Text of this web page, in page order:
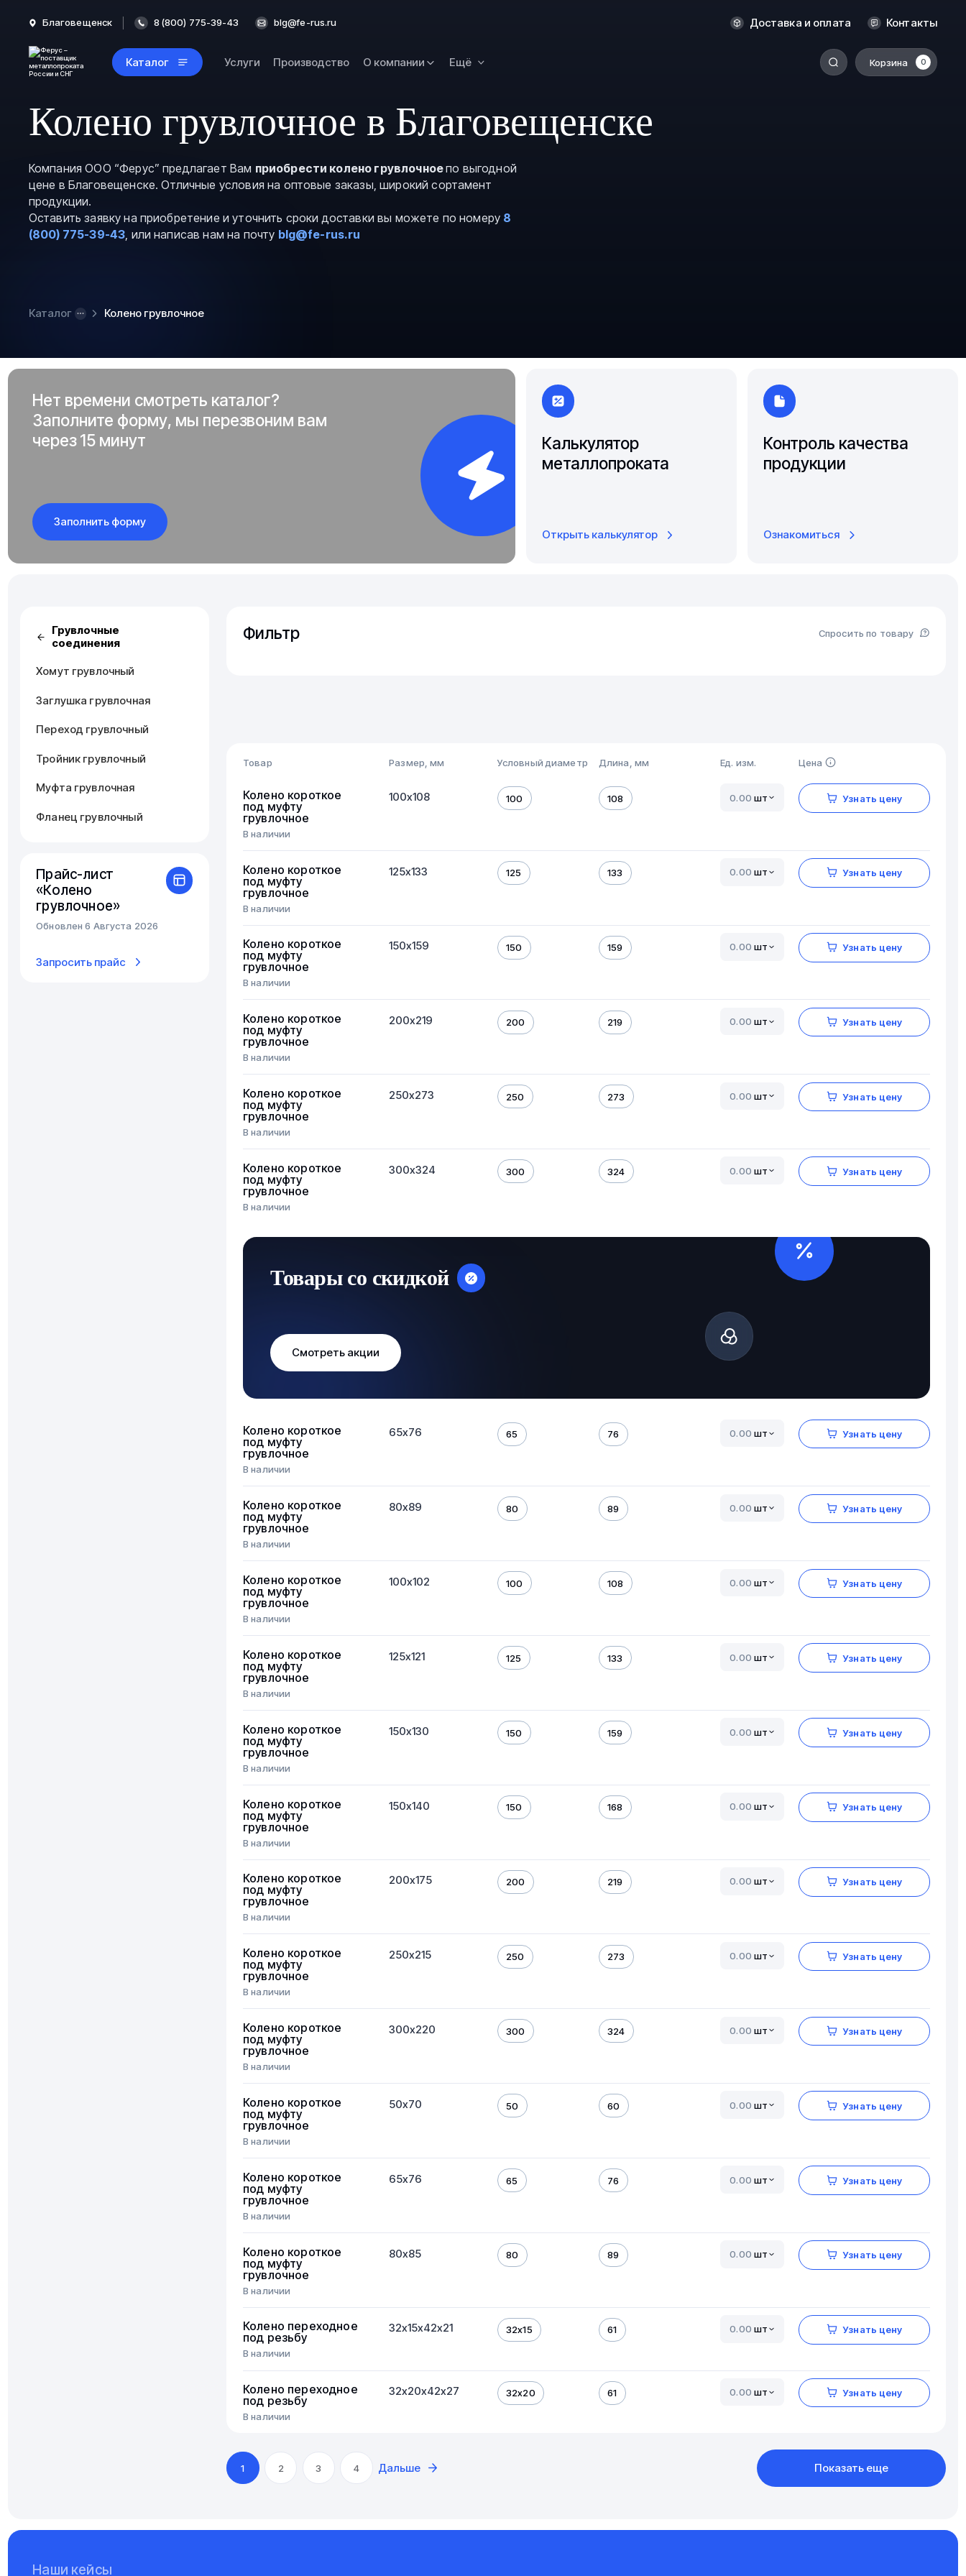
Благовещенск 8 (800) 775-39-43 blg@fe-rus.ru Доставка и оплата Контакты
Каталог Услуги Производство О компании Ещё Корзина 0
Оренбург
Пермь
Ростов-на-Дону
Рязань
Самара
Колено грувлочное в Благовещенске
Компания ООО “Ферус” предлагает Вам приобрести колено грувлочноепо выгодной
цене в Благовещенске. Отличные условия на оптовые заказы, широкий сортамент
продукции.
Оставить заявку на приобретение и уточнить сроки доставки вы можете по номеру 8
(800) 775-39-43, или написав нам на почту blg@fe-rus.ru
Каталог Колено грувлочное
Нет времени смотреть каталог?
Заполните форму, мы перезвоним вам
через 15 минут
Заполнить форму
Калькулятор
металлопроката
Открыть калькулятор
Контроль качества
продукции
Ознакомиться
Грувлочные
соединения
Хомут грувлочный
Заглушка грувлочная
Переход грувлочный
Тройник грувлочный
Муфта грувлочная
Фланец грувлочный
Прайс-лист
«Колено
грувлочное»
Обновлен 6 Августа 2026
Запросить прайс
Фильтр Спросить по товару
Товар Размер, мм Условный диаметр Длина, мм Ед. изм. Цена
Колено короткое
под муфту
грувлочное
В наличии
100х108 100 108 шт Узнать цену
Колено короткое
под муфту
грувлочное
В наличии
125х133 125 133 шт Узнать цену
Колено короткое
под муфту
грувлочное
В наличии
150х159 150 159 шт Узнать цену
Колено короткое
под муфту
грувлочное
В наличии
200х219 200 219 шт Узнать цену
Колено короткое
под муфту
грувлочное
В наличии
250х273 250 273 шт Узнать цену
Колено короткое
под муфту
грувлочное
В наличии
300х324 300 324 шт Узнать цену
Товары со скидкой
Смотреть акции
Колено короткое
под муфту
грувлочное
В наличии
65х76 65 76 шт Узнать цену
Колено короткое
под муфту
грувлочное
В наличии
80х89 80 89 шт Узнать цену
Колено короткое
под муфту
грувлочное
В наличии
100х102 100 108 шт Узнать цену
Колено короткое
под муфту
грувлочное
В наличии
125х121 125 133 шт Узнать цену
Колено короткое
под муфту
грувлочное
В наличии
150х130 150 159 шт Узнать цену
Колено короткое
под муфту
грувлочное
В наличии
150х140 150 168 шт Узнать цену
Колено короткое
под муфту
грувлочное
В наличии
200х175 200 219 шт Узнать цену
Колено короткое
под муфту
грувлочное
В наличии
250х215 250 273 шт Узнать цену
Колено короткое
под муфту
грувлочное
В наличии
300х220 300 324 шт Узнать цену
Колено короткое
под муфту
грувлочное
В наличии
50х70 50 60 шт Узнать цену
Колено короткое
под муфту
грувлочное
В наличии
65х76 65 76 шт Узнать цену
Колено короткое
под муфту
грувлочное
В наличии
80х85 80 89 шт Узнать цену
Колено переходное
под резьбу
В наличии
32х15х42х21 32х15 61 шт Узнать цену
Колено переходное
под резьбу
В наличии
32х20х42х27 32х20 61 шт Узнать цену
1 2 3 4 Дальше Показать еще
Наши кейсы